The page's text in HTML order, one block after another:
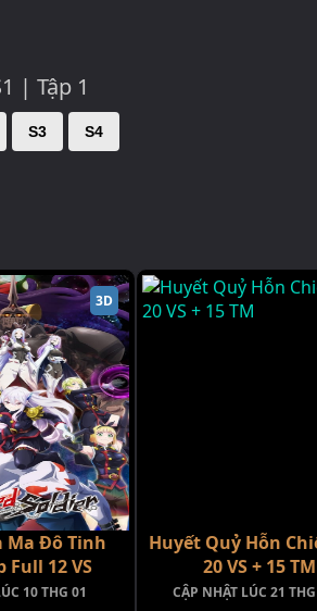
| Tập 1
S3 S4
3D
Ma Đô Tinh
Full 12 VS
10 THG 01
Huyết Quỷ Hỗn
20 VS + 15 TM
CẬP NHẬT LÚC 21